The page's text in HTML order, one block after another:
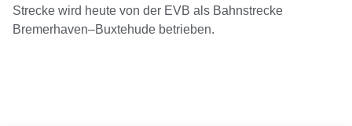
Strecke wird heute von der EVB als Bahnstrecke
Bremerhaven–Buxtehude betrieben.